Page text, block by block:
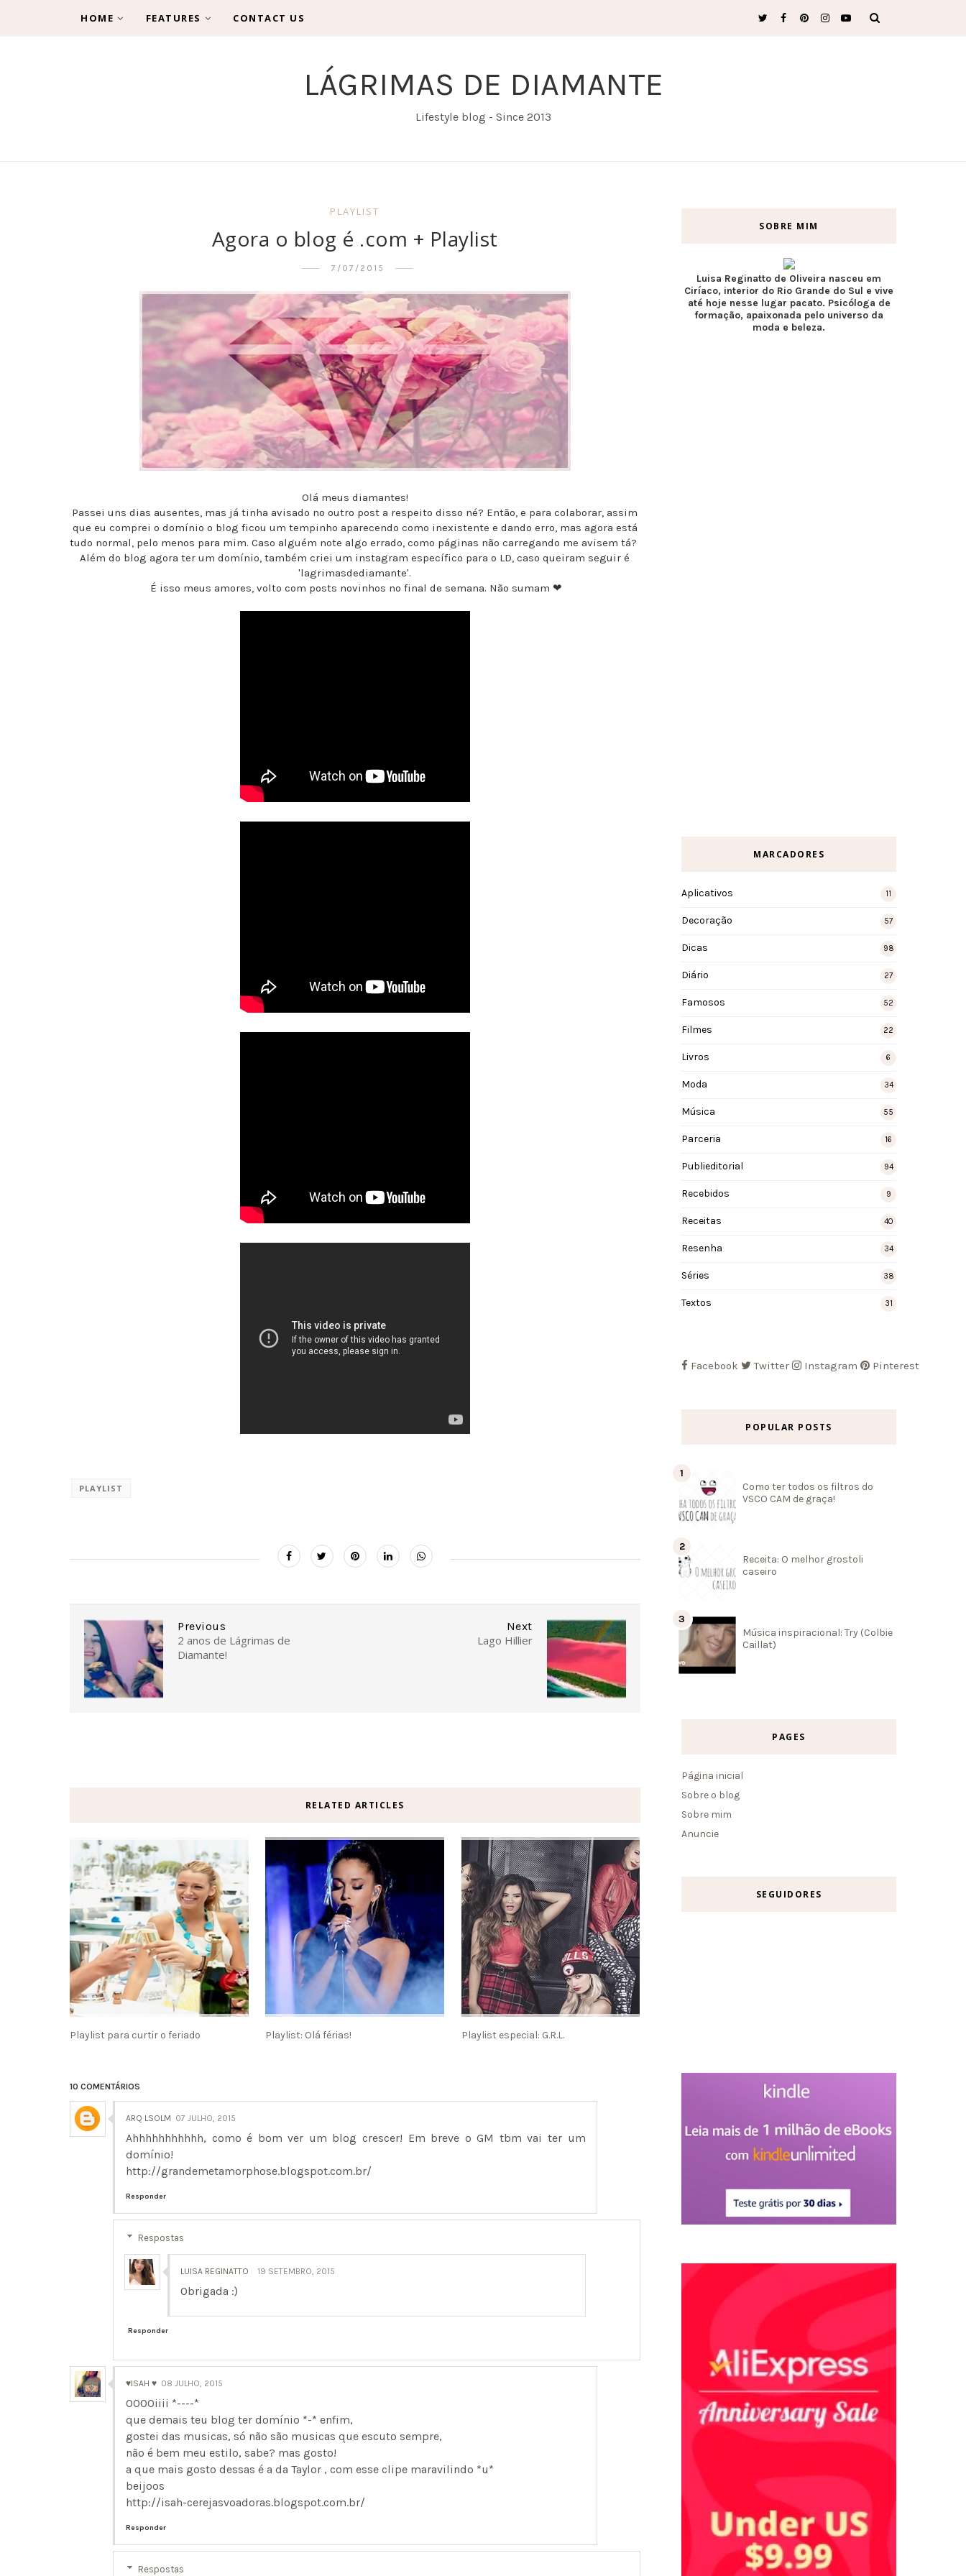
LÁGRIMAS DE DIAMANTE
Lifestyle blog - Since 2013
HOME FEATURES CONTACT US
PLAYLIST
Agora o blog é .com + Playlist
7/07/2015
Olá meus diamantes!
Passei uns dias ausentes, mas já tinha avisado no outro post a respeito disso né? Então, e para colaborar, assim
que eu comprei o domínio o blog ficou um tempinho aparecendo como inexistente e dando erro, mas agora está
tudo normal, pelo menos para mim. Caso alguém note algo errado, como páginas não carregando me avisem tá?
Além do blog agora ter um domínio, também criei um instagram específico para o LD, caso queiram seguir é
'lagrimasdediamante'.
É isso meus amores, volto com posts novinhos no final de semana. Não sumam ❤
PLAYLIST
Next
Lago Hillier
Previous
2 anos de Lágrimas de
Diamante!
RELATED ARTICLES
Playlist para curtir o feriado Playlist: Olá férias! Playlist especial: G.R.L.
10 COMENTÁRIOS
ARQ LSOLM 07 JULHO, 2015
Ahhhhhhhhhhh, como é bom ver um blog crescer! Em breve o GM tbm vai ter um
domínio!
http://grandemetamorphose.blogspot.com.br/
Responder
Respostas
LUISA REGINATTO 19 SETEMBRO, 2015
Obrigada :)
Responder
♥ISAH ♥ 08 JULHO, 2015
OOOOiiii *----*
que demais teu blog ter domínio *-* enfim,
gostei das musicas, só não são musicas que escuto sempre,
não é bem meu estilo, sabe? mas gosto!
a que mais gosto dessas é a da Taylor , com esse clipe maravilindo *u*
beijoos
http://isah-cerejasvoadoras.blogspot.com.br/
Responder
Respostas
SOBRE MIM
Luisa Reginatto de Oliveira nasceu em
Ciríaco, interior do Rio Grande do Sul e vive
até hoje nesse lugar pacato. Psicóloga de
formação, apaixonada pelo universo da
moda e beleza.
MARCADORES
Aplicativos 11
Decoração 57
Dicas 98
Diário 27
Famosos 52
Filmes 22
Livros 6
Moda 34
Música 55
Parceria 16
Publieditorial 94
Recebidos 9
Receitas 40
Resenha 34
Séries 38
Textos 31
Facebook Twitter Instagram Pinterest
POPULAR POSTS
Como ter todos os filtros do
VSCO CAM de graça!
Receita: O melhor grostoli
caseiro
Música inspiracional: Try (Colbie
Caillat)
PAGES
Página inicial
Sobre o blog
Sobre mim
Anuncie
SEGUIDORES